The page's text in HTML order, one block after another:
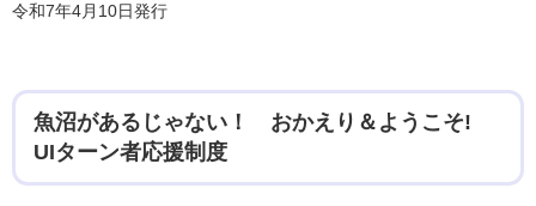
令和7年4月10日発行
魚沼があるじゃない！ おかえり＆ようこそ!
UIターン者応援制度